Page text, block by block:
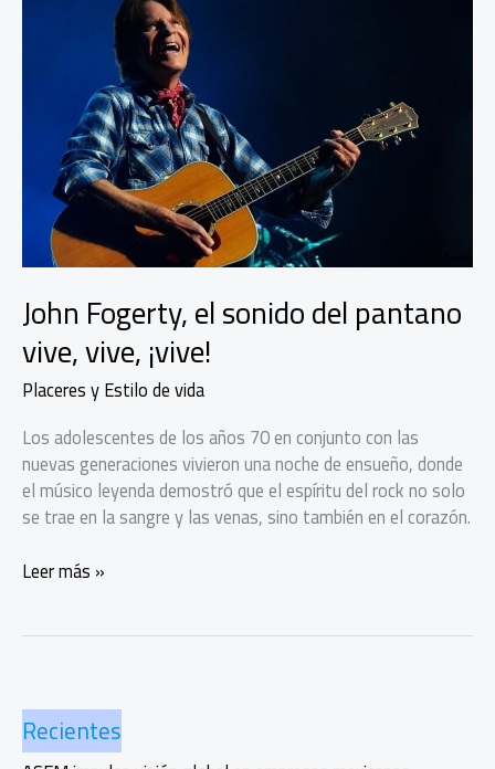
John Fogerty, el sonido del pantano
vive, vive, ¡vive!
Placeres y Estilo de vida
Los adolescentes de los años 70 en conjunto con las
nuevas generaciones vivieron una noche de ensueño, donde
el músico leyenda demostró que el espíritu del rock no solo
se trae en la sangre y las venas, sino también en el corazón.
John
pantano
vive,
vive,
Leer más »
Recientes